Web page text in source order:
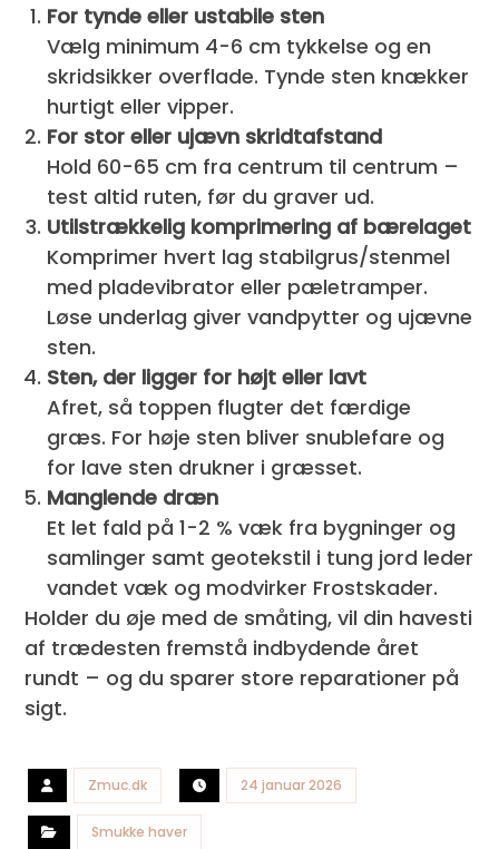
For tynde eller ustabile sten
Vælg minimum 4-6 cm tykkelse og en
skridsikker overflade. Tynde sten knækker
hurtigt eller vipper.
For stor eller ujævn skridtafstand
Hold 60-65 cm fra centrum til centrum –
test altid ruten, før du graver ud.
Utilstrækkelig komprimering af bærelaget
Komprimer hvert lag stabilgrus/stenmel
med pladevibrator eller pæletramper.
Løse underlag giver vandpytter og ujævne
sten.
Sten, der ligger for højt eller lavt
Afret, så toppen flugter det færdige
græs. For høje sten bliver snublefare og
for lave sten drukner i græsset.
Manglende dræn
Et let fald på 1-2 % væk fra bygninger og
samlinger samt geotekstil i tung jord leder
vandet væk og modvirker Frostskader.
Holder du øje med de småting, vil din havesti
af trædesten fremstå indbydende året
rundt – og du sparer store reparationer på
sigt.
Zmuc.dk 24 januar 2026
Smukke haver